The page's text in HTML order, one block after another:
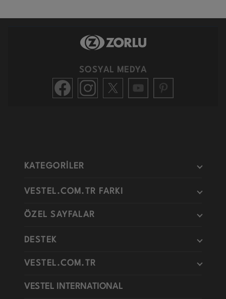
SOSYAL MEDYA
KATEGORİLER
VESTEL.COM.TR FARKI
ÖZEL SAYFALAR
DESTEK
VESTEL.COM.TR
VESTEL INTERNATIONAL